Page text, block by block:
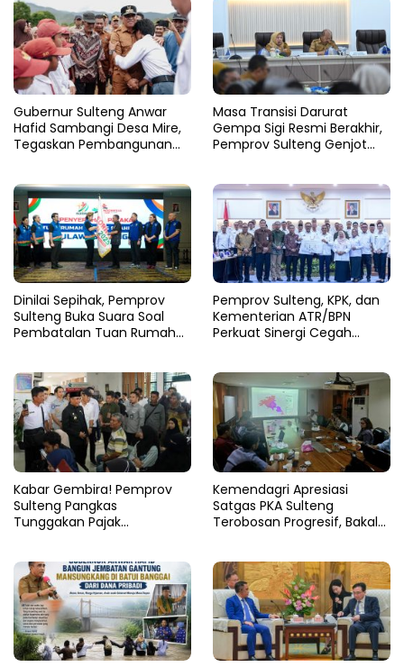
Gubernur Sulteng Anwar
Hafid Sambangi Desa Mire,
Tegaskan Pembangunan
Masa Transisi Darurat
Gempa Sigi Resmi Berakhir,
Pemprov Sulteng Genjot
Dinilai Sepihak, Pemprov
Sulteng Buka Suara Soal
Pembatalan Tuan Rumah
Pemprov Sulteng, KPK, dan
Kementerian ATR/BPN
Perkuat Sinergi Cegah
Kabar Gembira! Pemprov
Sulteng Pangkas
Tunggakan Pajak
Kemendagri Apresiasi
Satgas PKA Sulteng
Terobosan Progresif, Bakal